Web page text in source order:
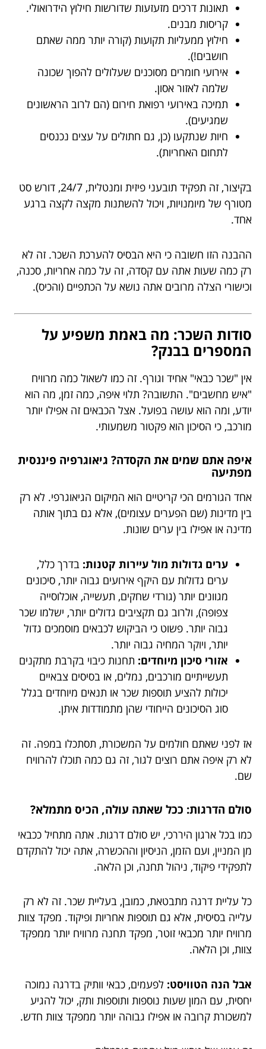
תאונות דרכים מזעזעות שדורשות חילוץ הידרואולי.
קריסות מבנים.
חילוץ ממעליות תקועות (קורה יותר ממה שאתם
חושבים!).
אירועי חומרים מסוכנים שעלולים להפוך שכונה
שלמה לאזור אסון.
תמיכה באירועי רפואת חירום (הם לרוב הראשונים
שמגיעים).
חיות שנתקעו (כן, גם חתולים על עצים נכנסים
לתחום האחריות).
בקיצור, זה תפקיד תובעני פיזית ומנטלית, 24/7, דורש סט
מטורף של מיומנויות, ויכול להשתנות מקצה לקצה ברגע
אחד.
ההבנה הזו חשובה כי היא הבסיס להערכת השכר. זה לא
רק כמה שעות אתה עם קסדה, זה על כמה אחריות, סכנה,
וכישורי הצלה מרובים אתה נושא על הכתפיים (והכיס).
סודות השכר: מה באמת משפיע על
המספרים בבנק?
אין "שכר כבאי" אחיד וגורף. זה כמו לשאול כמה מרוויח
"איש מחשבים". התשובה? תלוי איפה, כמה זמן, מה הוא
יודע, ומה הוא עושה בפועל. אצל הכבאים זה אפילו יותר
מורכב, כי הסיכון הוא פקטור משמעותי.
איפה אתם שמים את הקסדה? גיאוגרפיה פיננסית
מפתיעה
אחד הגורמים הכי קריטיים הוא המיקום הגיאוגרפי. לא רק
בין מדינות (שם הפערים עצומים), אלא גם בתוך אותה
מדינה או אפילו בין ערים שונות.
ערים גדולות מול עיירות קטנות: בדרך כלל,
ערים גדולות עם היקף אירועים גבוה יותר, סיכונים
מגוונים יותר (גורדי שחקים, תעשייה, אוכלוסייה
צפופה), ולרוב גם תקציבים גדולים יותר, ישלמו שכר
גבוה יותר. פשוט כי הביקוש לכבאים מוסמכים גדול
יותר, ויוקר המחיה גבוה יותר.
אזורי סיכון מיוחדים: תחנות כיבוי בקרבת מתקנים
תעשייתיים מורכבים, נמלים, או בסיסים צבאיים
יכולות להציע תוספות שכר או תנאים מיוחדים בגלל
סוג הסיכונים הייחודי שהן מתמודדות איתן.
אז לפני שאתם חולמים על המשכורת, תסתכלו במפה. זה
לא רק איפה אתם רוצים לגור, זה גם כמה תוכלו להרוויח
שם.
סולם הדרגות: ככל שאתה עולה, הכיס מתמלא?
כמו בכל ארגון היררכי, יש סולם דרגות. אתה מתחיל ככבאי
מן המניין, ועם הזמן, הניסיון וההכשרה, אתה יכול להתקדם
לתפקידי פיקוד, ניהול תחנה, וכן הלאה.
כל עליית דרגה מתבטאת, כמובן, בעליית שכר. זה לא רק
עלייה בסיסית, אלא גם תוספות אחריות ופיקוד. מפקד צוות
מרוויח יותר מכבאי זוטר, מפקד תחנה מרוויח יותר ממפקד
צוות, וכן הלאה.
אבל הנה הטוויסט: לפעמים, כבאי וותיק בדרגה נמוכה
יחסית, עם המון שעות נוספות ותוספות ותק, יכול להגיע
למשכורת קרובה או אפילו גבוהה יותר ממפקד צוות חדש.